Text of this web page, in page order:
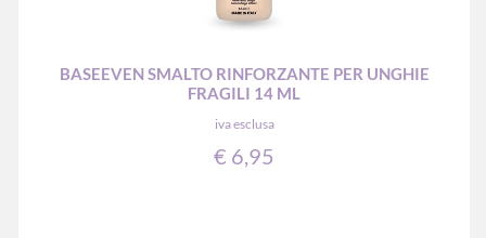
BASEEVEN SMALTO RINFORZANTE PER UNGHIE
FRAGILI 14 ML
iva esclusa
€ 6,95